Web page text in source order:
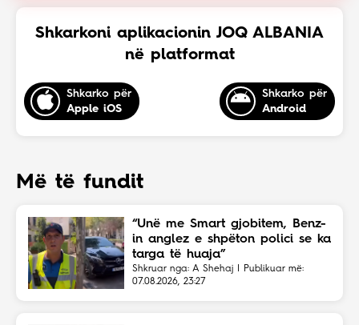
Shkarkoni aplikacionin JOQ ALBANIA
në platformat
Shkarko për
Apple iOS
Shkarko për
Android
Më të fundit
“Unë me Smart gjobitem, Benz-
in anglez e shpëton polici se ka
targa të huaja”
Shkruar nga: A Shehaj | Publikuar më:
07.08.2026, 23:27